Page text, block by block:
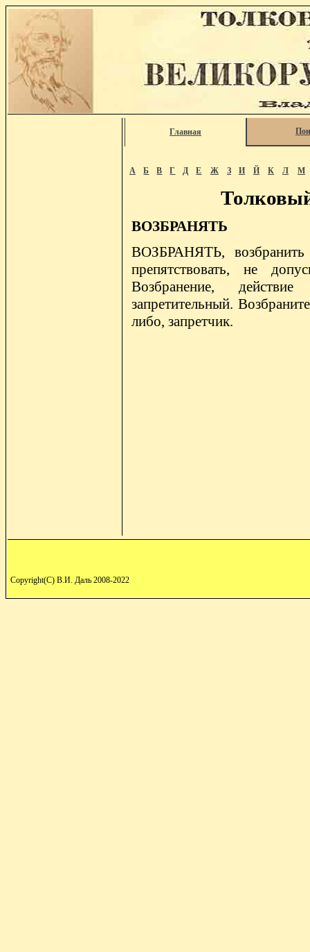
Главная
А Б В Г Д Е Ж З И Й К Л М
ВОЗБРАНЯТЬ
ВОЗБРАНЯТЬ, возбранить
препятствовать, не
Возбранение,
запретительный.
либо, запретчик.
Copyright(C) В.И. Даль 2008-2022